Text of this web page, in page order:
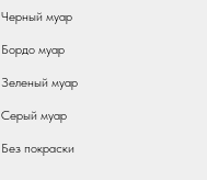
Черный муар
Бордо муар
Зеленый муар
Серый муар
Без покраски